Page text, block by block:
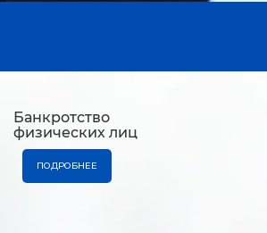
Банкротство
физических лиц
ПОДРОБНЕЕ